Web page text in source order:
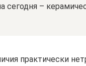
сегодня –
практически